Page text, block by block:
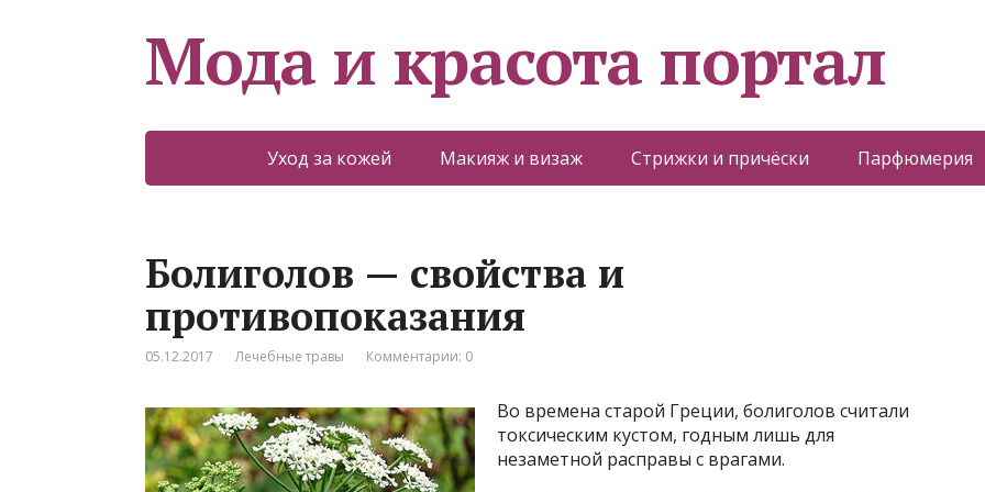
Мода и красота портал
Уход за кожей Макияж и визаж Стрижки и причёски Парфюмерия
Болиголов — свойства и
противопоказания
05.12.2017 Лечебные травы Комментарии: 0
Во времена старой Греции, болиголов считали
токсическим кустом, годным лишь для
незаметной расправы с врагами.